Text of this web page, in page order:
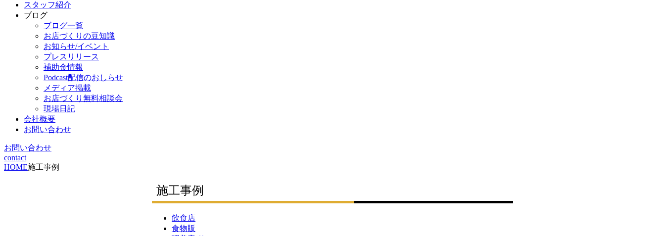
スタッフ紹介
ブログ
ブログ一覧
お店づくりの豆知識
お知らせ/イベント
プレスリリース
補助金情報
Podcast配信のおしらせ
メディア掲載
お店づくり無料相談会
現場日記
会社概要
お問い合わせ
お問い合わせ
contact
HOME施工事例
施工事例
飲食店
食物販